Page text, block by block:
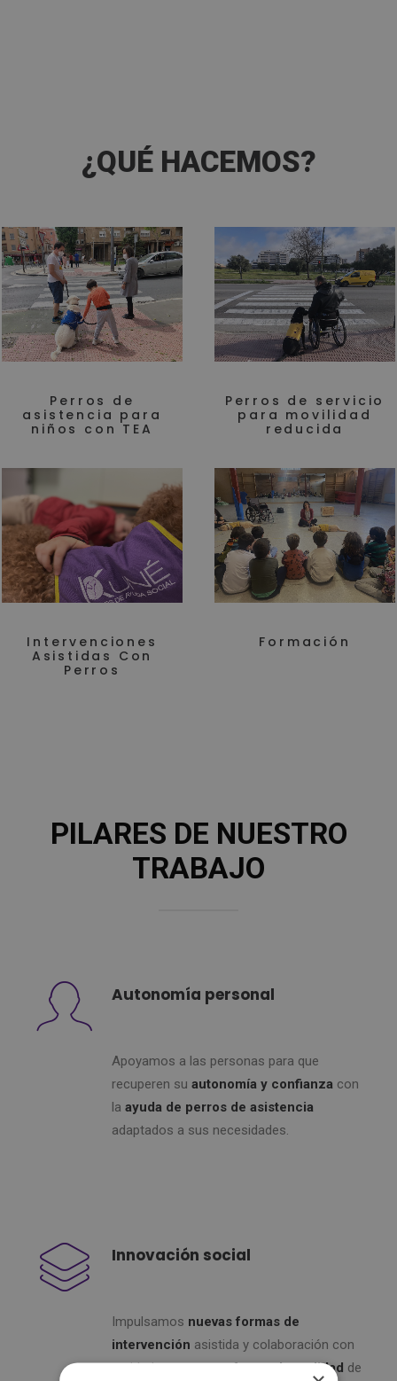
¿QUÉ HACEMOS?
Perros de
asistencia para
niños con TEA
Perros de servicio
para movilidad
reducida
Intervenciones
Asistidas Con
Perros
Formación
PILARES DE NUESTRO
TRABAJO
Autonomía personal
Apoyamos a las personas para que
recuperen su autonomía y confianza con
la ayuda de perros de asistencia
adaptados a sus necesidades.
Innovación social
Impulsamos nuevas formas de
intervención asistida y colaboración con
entidades paratransformar la realidad de